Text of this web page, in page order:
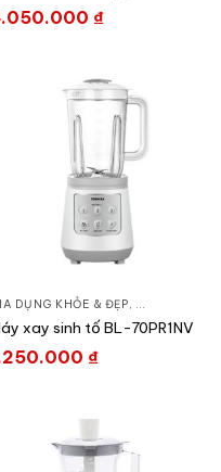
₫
,XAY - VẮT - ÉP
DỤNG KHỎE & ĐẸP, MÁY XAY
xay sinh tố BL-70PR1NV
₫